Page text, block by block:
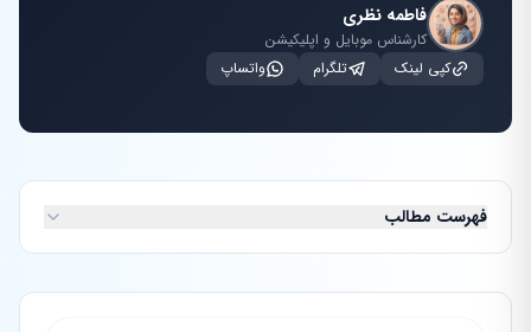
فاطمه نظری
کارشناس موبایل و اپلیکیشن
کپی لینک
تلگرام واتساپ
فهرست مطالب